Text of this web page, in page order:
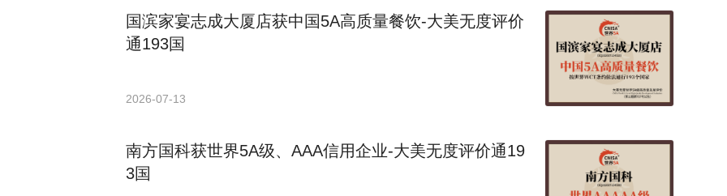
国滨家宴志成大厦店获中国5A高质量餐饮-大美无度评价
通193国
2026-07-13
南方国科获世界5A级、AAA信用企业-大美无度评价通19
3国